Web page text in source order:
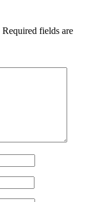
Required fields are